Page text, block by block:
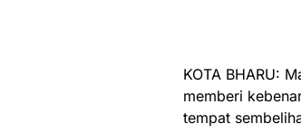
KOTA BHARU:
memberi
tempat